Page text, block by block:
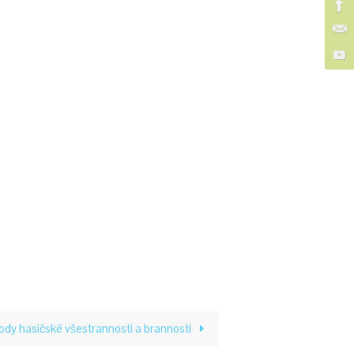
hasičské všestrannosti a brannosti